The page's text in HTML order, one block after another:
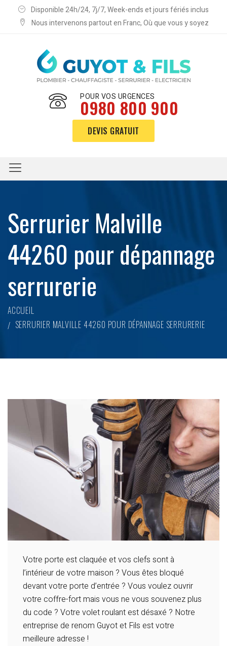
Disponible 24h/24, 7j/7, Week-ends et jours fériés inclus
Nous intervenons partout en Franc, Où que vous y soyez
POUR VOS URGENCES
0980 800 900
DEVIS GRATUIT
Serrurier Malville
44260 pour dépannage
serrurerie
ACCUEIL
SERRURIER MALVILLE 44260 POUR DÉPANNAGE SERRURERIE
Votre porte est claquée et vos clefs sont à
l’intérieur de votre maison ? Vous êtes bloqué
devant votre porte d’entrée ? Vous voulez ouvrir
votre coffre-fort mais vous ne vous souvenez plus
du code ? Votre volet roulant est désaxé ? Notre
entreprise de renom Guyot et Fils est votre
meilleure adresse !